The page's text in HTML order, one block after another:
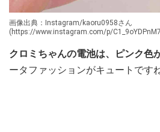
画像出典：Instagram/kaoru0958さん
(https://www.instagram.com/p/
クロミちゃんの電池は、ピンク色
ータファッションがキュートです